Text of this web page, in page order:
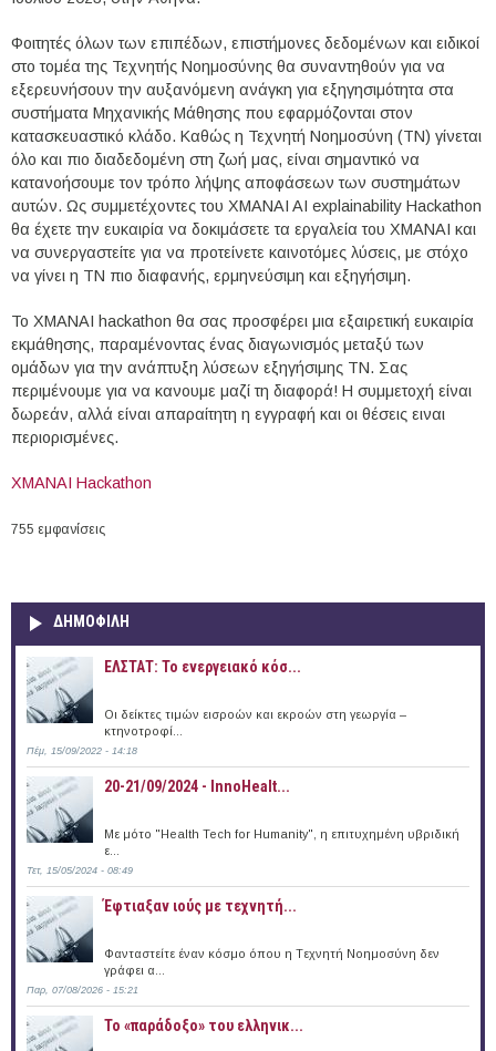
Φοιτητές όλων των επιπέδων, επιστήμονες δεδομένων και ειδικοί
στο τομέα της Τεχνητής Νοημοσύνης θα συναντηθούν για να
εξερευνήσουν την αυξανόμενη ανάγκη για εξηγησιμότητα στα
συστήματα Μηχανικής Μάθησης που εφαρμόζονται στον
κατασκευαστικό κλάδο. Καθώς η Τεχνητή Νοημοσύνη (ΤΝ) γίνεται
όλο και πιο διαδεδομένη στη ζωή μας, είναι σημαντικό να
κατανοήσουμε τον τρόπο λήψης αποφάσεων των συστημάτων
αυτών. Ως συμμετέχοντες του XMANAI AI explainability Hackathon
θα έχετε την ευκαιρία να δοκιμάσετε τα εργαλεία του XMANAI και
να συνεργαστείτε για να προτείνετε καινοτόμες λύσεις, με στόχο
να γίνει η ΤΝ πιο διαφανής, ερμηνεύσιμη και εξηγήσιμη.
Το XMANAI hackathon θα σας προσφέρει μια εξαιρετική ευκαιρία
εκμάθησης, παραμένοντας ένας διαγωνισμός μεταξύ των
ομάδων για την ανάπτυξη λύσεων εξηγήσιμης ΤΝ. Σας
περιμένουμε για να κανουμε μαζί τη διαφορά! Η συμμετοχή είναι
δωρεάν, αλλά είναι απαραίτητη η εγγραφή και οι θέσεις ειναι
περιορισμένες.
XMANAI Hackathon
755 εμφανίσεις
ΔΗΜΟΦΙΛΗ
ΕΛΣΤΑΤ: Το ενεργειακό κόσ...
Οι δείκτες τιμών εισροών και εκροών στη γεωργία –
κτηνοτροφί...
Πέμ, 15/09/2022 - 14:18
20-21/09/2024 - InnoHealt...
Με μότο "Health Tech for Humanity", η επιτυχημένη υβριδική
ε...
Τετ, 15/05/2024 - 08:49
Έφτιαξαν ιούς με τεχνητή...
Φανταστείτε έναν κόσμο όπου η Tεχνητή Nοημοσύνη δεν
γράφει α...
Παρ, 07/08/2026 - 15:21
Το «παράδοξο» του ελληνικ...